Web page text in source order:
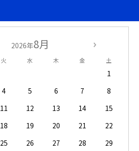
2026年8月
火 水 木 金 土
1
4 5 6 7
8
11 12 13 14
15
18 19 20 21
22
25 26 27 28
29